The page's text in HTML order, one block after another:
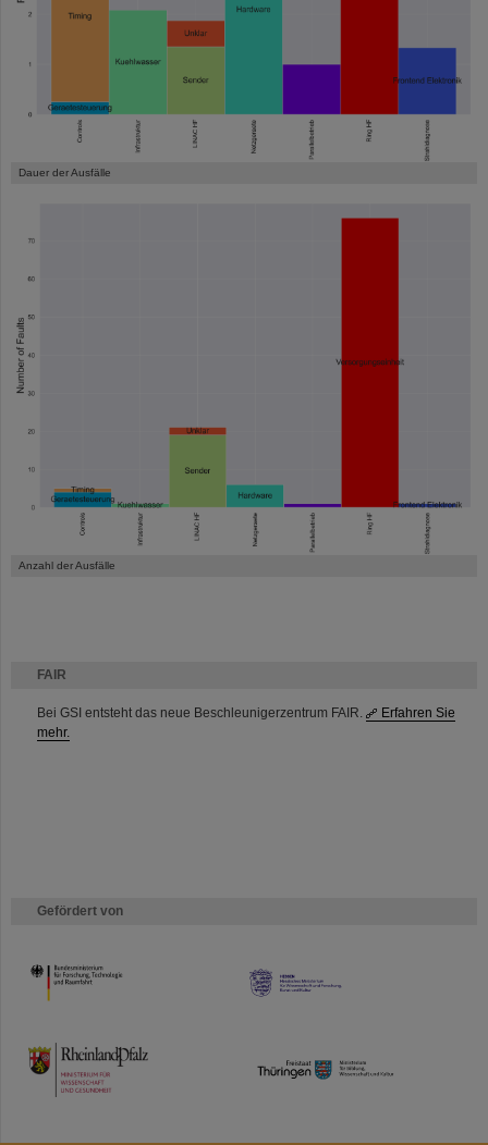
FAIR
Bei GSI entsteht das neue Beschleunigerzentrum FAIR.
Erfahren Sie
mehr.
Gefördert von
HMWK
TMWWDG
Dauer der Ausfälle
Anzahl der Ausfälle